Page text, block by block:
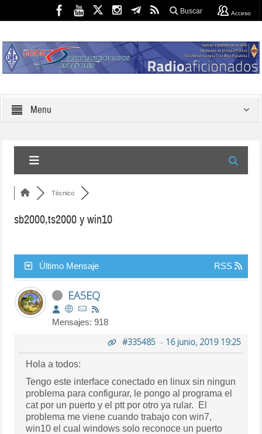
Buscar Acceso
Menu
Técnico
sb2000,ts2000 y win10
Último Mensaje RSS
EA5EQ
Mensajes: 918
#335485- 16 junio, 2019 19:25
Hola a todos:
Tengo este interface conectado en linux sin ningun
problema para configurar, le pongo al programa el
cat por un puerto y el ptt por otro ya rular. El
problema me viene cuando trabajo con win7,
win10 el cual windows solo reconoce un puerto